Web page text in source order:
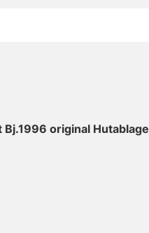
original Hutablage